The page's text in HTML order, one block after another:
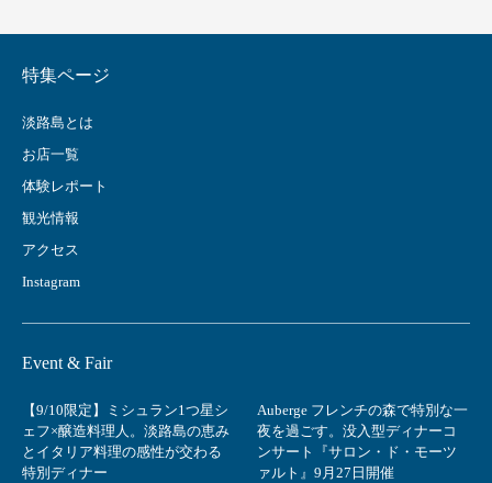
特集ページ
淡路島とは
お店一覧
体験レポート
観光情報
アクセス
Instagram
Event & Fair
【9/10限定】ミシュラン1つ星シ
ェフ×醸造料理人。淡路島の恵み
とイタリア料理の感性が交わる
特別ディナー
Auberge フレンチの森で特別な一
夜を過ごす。没入型ディナーコ
ンサート『サロン・ド・モーツ
ァルト』9月27日開催